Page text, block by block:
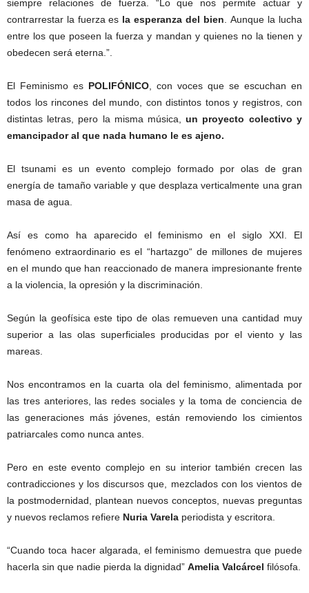
siempre relaciones de fuerza. “Lo que nos permite actuar y
contrarrestar la fuerza es la esperanza del bien . Aunque la lucha
entre los que poseen la fuerza y mandan y quienes no la tienen y
obedecen será eterna.”.
El Feminismo es POLIFÓNICO , con voces que se escuchan en
todos los rincones del mundo, con distintos tonos y registros, con
distintas letras, pero la misma música, un proyecto colectivo y
emancipador al que nada humano le es ajeno.
El tsunami es un evento complejo formado por olas de gran
energía de tamaño variable y que desplaza verticalmente una gran
masa de agua.
Así es como ha aparecido el feminismo en el siglo XXI. El
fenómeno extraordinario es el “hartazgo“ de millones de mujeres
en el mundo que han reaccionado de manera impresionante frente
a la violencia, la opresión y la discriminación.
Según la geofísica este tipo de olas remueven una cantidad muy
superior a las olas superficiales producidas por el viento y las
mareas.
Nos encontramos en la cuarta ola del feminismo, alimentada por
las tres anteriores, las redes sociales y la toma de conciencia de
las generaciones más jóvenes, están removiendo los cimientos
patriarcales como nunca antes.
Pero en este evento complejo en su interior también crecen las
contradicciones y los discursos que, mezclados con los vientos de
la postmodernidad, plantean nuevos conceptos, nuevas preguntas
y nuevos reclamos refiere Nuria Varela periodista y escritora.
“Cuando toca hacer algarada, el feminismo demuestra que puede
hacerla sin que nadie pierda la dignidad” Amelia Valcárcel filósofa.